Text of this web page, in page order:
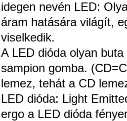
idegen nevén LED:
áram hatására világít,
viselkedik.
A LED dióda olyan
sampion gomba.
lemez, tehát a CD
LED dióda: Light
ergo a LED dióda